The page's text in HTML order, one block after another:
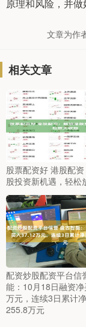
原理和风险，并做
文章为作
相关文章
股票配资好 港股配
股投资新机遇，轻松
配资炒股配资平台信
能：10月18日融资
万元，连续3日累计
255.8万元